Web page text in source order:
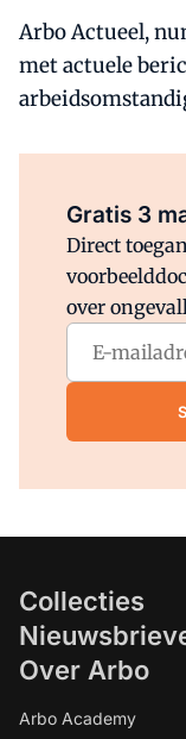
Arbo Actueel,
met actuele
Gratis 3
Direct
over
Collecties
Over Arbo
Arbo Academy